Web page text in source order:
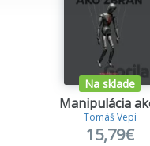
Na sklade
Manipulácia
Tomáš Vepi
15,79€